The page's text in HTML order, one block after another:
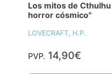
Los mitos de
horror cósmico"
LOVECRAFT, H.P.
PVP. 14,90€